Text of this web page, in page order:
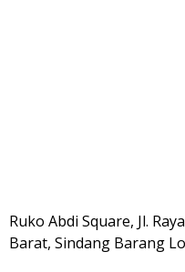
Ruko Abdi Square, Jl.
Barat, Sindang Barang